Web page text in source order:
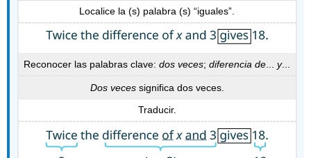
Localice la (s) palabra (s) “iguales”.
Reconocer las palabras clave: dos veces; diferencia de... y...
Dos vecessignifica dos veces.
Traducir.